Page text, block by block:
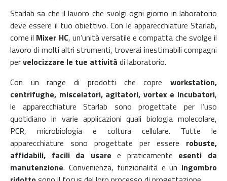
Starlab sa che il lavoro che svolgi ogni giorno in laboratorio
deve essere il tuo obiettivo. Con le apparecchiature Starlab,
come il Mixer HC, un’unità versatile e compatta che svolge il
lavoro di molti altri strumenti, troverai inestimabili compagni
pervelocizzare le tue attività di laboratorio.
Con un range di prodotti che copre workstation,
centrifughe, miscelatori, agitatori, vortex e incubatori,
le apparecchiature Starlab sono progettate per l’uso
quotidiano in varie applicazioni quali biologia molecolare,
PCR, microbiologia e coltura cellulare. Tutte le
apparecchiature sono progettate per essere robuste,
affidabili, facili da usare e praticamente esenti da
manutenzione. Convenienza, funzionalità e un ingombro